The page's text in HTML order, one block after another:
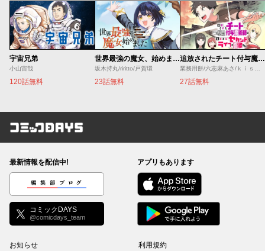
宇宙兄弟
小山宙哉
120話無料
世界最強の魔女、始めました ～私だけ『攻略サイト』を見れる世界で自由に生きます～
坂木持丸/riritto/戸賀環
23話無料
追放されたチート付与魔術師は気ままなセカンドライフを謳歌する。 ～俺は武器だけじゃなく、あらゆるものに『強化ポイント』を付与できるし、俺の意思でいつでも効果を解除できるけど、残った人たち大丈夫？～
27話無料
コミックDAYS
最新情報を配信中!
編集部ブログ
コミックDAYS
@comicdays_team
アプリもあります
お知らせ 利用規約